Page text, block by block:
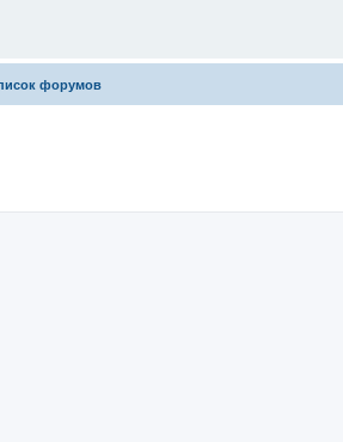
форумов